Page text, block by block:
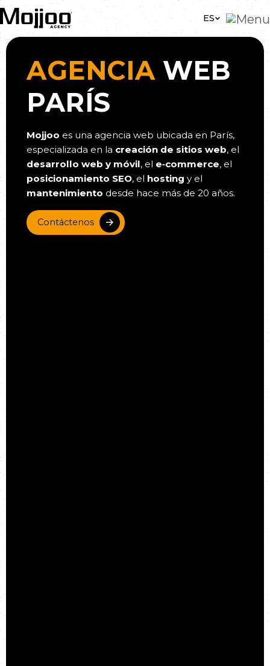
Skip to main content
ES
AGENCIA WEB
PARÍS
Mojjoo es una agencia web ubicada en París,
especializada en la creación de sitios web, el
desarrollo web y móvil, el e‑commerce, el
posicionamiento SEO, el hosting y el
mantenimiento desde hace más de 20 años.
Contáctenos